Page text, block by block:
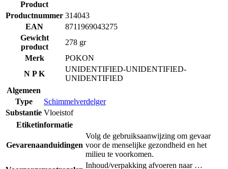
Product
Productnummer 314043
EAN
8711969043275
Gewicht
product
278 gr
Merk
POKON
N P K
UNIDENTIFIED-UNIDENTIFIED-
UNIDENTIFIED
Algemeen
Type
Schimmelverdelger
Substantie Vloeistof
Etiketinformatie
Gevarenaanduidingen
Volg de gebruiksaanwijzing om gevaar
voor de menselijke gezondheid en het
milieu te voorkomen.
Inhoud/verpakking afvoeren naar …